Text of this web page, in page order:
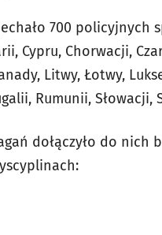
700
Cypru, Chorwacji,
Litwy, Łotwy,
Rumunii, Słowacji,
dołączyło do nich